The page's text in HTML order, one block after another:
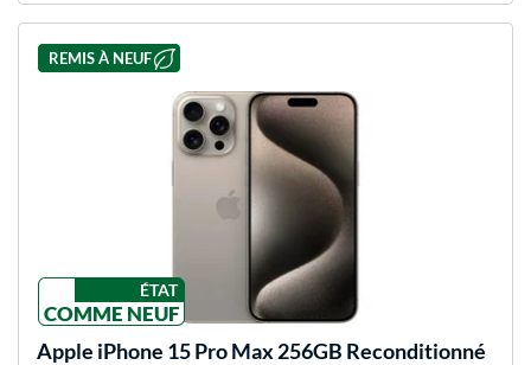
REMIS À NEUF
ÉTAT
COMME NEUF
Apple iPhone 15 Pro Max 256GB Reconditionné